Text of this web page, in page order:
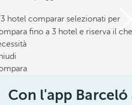
hotel comparar selezionati per
fino a 3 hotel e riserva il
Con l'app Barceló